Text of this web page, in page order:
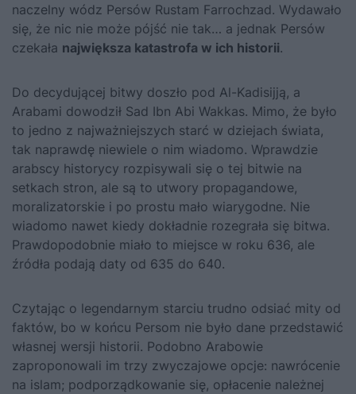
naczelny wódz Persów Rustam Farrochzad. Wydawało
się, że nic nie może pójść nie tak… a jednak Persów
czekała największa katastrofa w ich historii.
Do decydującej bitwy doszło pod Al-Kadisijją, a
Arabami dowodził Sad Ibn Abi Wakkas. Mimo, że było
to jedno z najważniejszych starć w dziejach świata,
tak naprawdę niewiele o nim wiadomo. Wprawdzie
arabscy historycy rozpisywali się o tej bitwie na
setkach stron, ale są to utwory propagandowe,
moralizatorskie i po prostu mało wiarygodne. Nie
wiadomo nawet kiedy dokładnie rozegrała się bitwa.
Prawdopodobnie miało to miejsce w roku 636, ale
źródła podają daty od 635 do 640.
Czytając o legendarnym starciu trudno odsiać mity od
faktów, bo w końcu Persom nie było dane przedstawić
własnej wersji historii. Podobno Arabowie
zaproponowali im trzy zwyczajowe opcje: nawrócenie
na islam; podporządkowanie się, opłacenie należnej